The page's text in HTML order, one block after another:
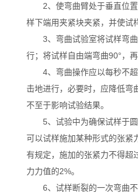
2、使弯曲臂处于垂直位置
样下端用夹紧块夹紧，并使试
3、弯曲试验室将试样弯曲
行；将试样自由端弯曲90°，
4、弯曲操作应以每秒不超
击地进行，必要时，应降低弯
不至于影响试验结果。
5、试验中为确保试样于圆
可以试样施加某种形式的张紧
有规定，施加的张紧力不得超
力力值的2%。
6、试样断裂的一次弯曲不